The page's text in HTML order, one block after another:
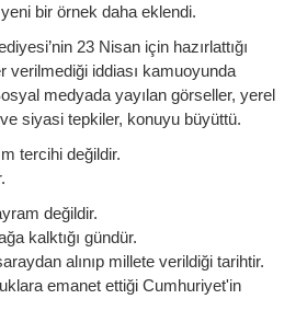
bir örnek daha eklendi.
23 Nisan için hazırlattığı
verilmediği iddiası kamuoyunda
medyada yayılan görseller, yerel
siyasi tepkiler, konuyu büyüttü.
tercihi değildir.
değildir.
kalktığı gündür.
alınıp millete verildiği tarihtir.
emanet ettiği Cumhuriyet'in